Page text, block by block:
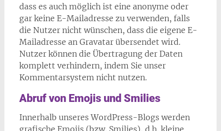
dass es auch möglich ist eine anonyme oder
gar keine E-Mailadresse zu verwenden, falls
die Nutzer nicht wünschen, dass die eigene E-
Mailadresse an Gravatar übersendet wird.
Nutzer können die Übertragung der Daten
komplett verhindern, indem Sie unser
Kommentarsystem nicht nutzen.
Abruf von Emojis und Smilies
Innerhalb unseres WordPress-Blogs werden
grafische Emojis (bzw. Smilies), d.h. kleine